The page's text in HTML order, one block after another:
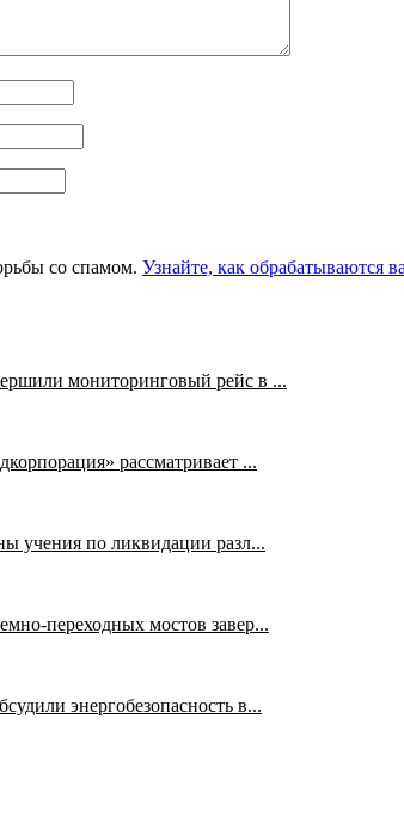
со спамом. Узнайте, как обрабатываются
мониторинговый рейс в ...
рассматривает ...
учения по ликвидации разл...
переходных мостов завер...
энергобезопасность в...